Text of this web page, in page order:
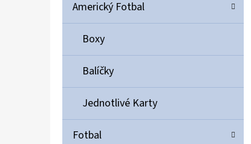
Americký Fotbal
Boxy
Balíčky
Jednotlivé Karty
Fotbal
ULTIMATE GUARD MAGNETIC CARD CASE 35PT